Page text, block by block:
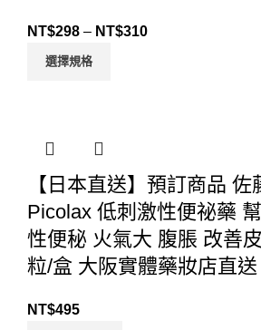
NT$298 – NT$310
選擇規格
【日本直送】預訂商品 佐
Picolax 低刺激性便祕藥
性便秘 火氣大 腹脹 改善
粒/盒 大阪實體藥妝店直送
NT$495